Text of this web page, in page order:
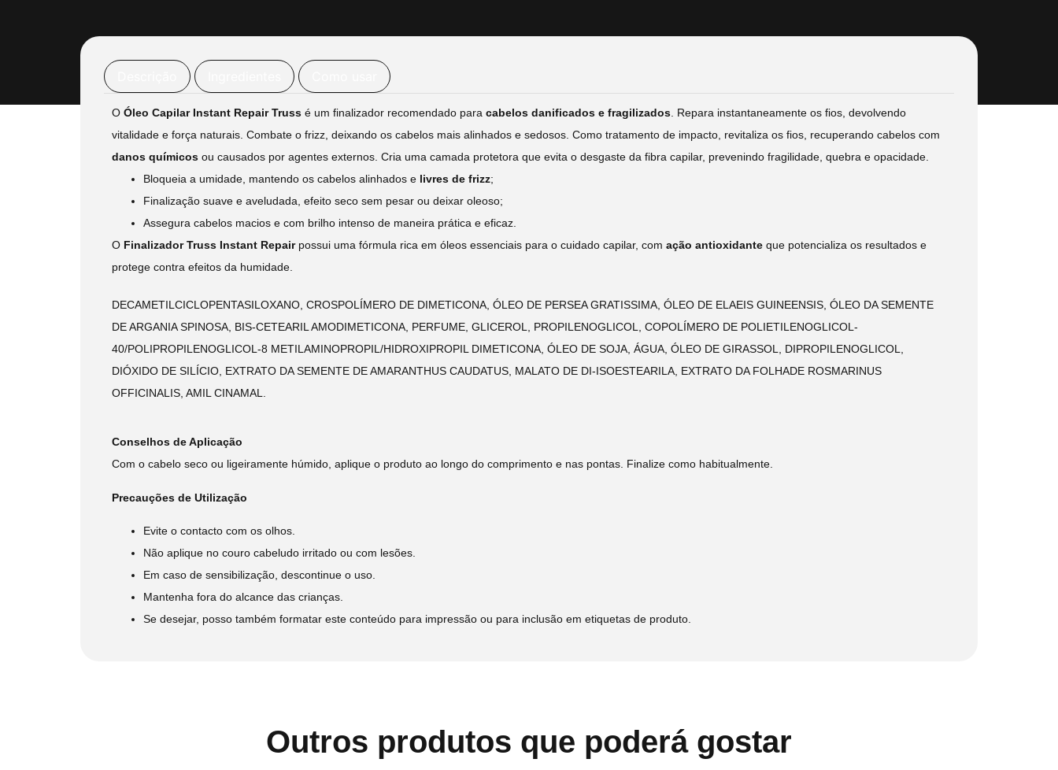
O Óleo Capilar Instant Repair Truss é um finalizador recomendado para cabelos danificados e fragilizados . Repara instantaneamente os fios, devolvendo
vitalidade e força naturais. Combate o frizz, deixando os cabelos mais alinhados e sedosos. Como tratamento de impacto, revitaliza os fios, recuperando cabelos com
danos químicos ou causados por agentes externos. Cria uma camada protetora que evita o desgaste da fibra capilar, prevenindo fragilidade, quebra e opacidade.
Bloqueia a umidade, mantendo os cabelos alinhados e livres de frizz;
Finalização suave e aveludada, efeito seco sem pesar ou deixar oleoso;
Assegura cabelos macios e com brilho intenso de maneira prática e eficaz.
O Finalizador Truss Instant Repairpossui uma fórmula rica em óleos essenciais para o cuidado capilar, com ação antioxidante que potencializa os resultados e
protege contra efeitos da humidade.
DECAMETILCICLOPENTASILOXANO, CROSPOLÍMERO DE DIMETICONA, ÓLEO DE PERSEA GRATISSIMA, ÓLEO DE ELAEIS GUINEENSIS, ÓLEO DA SEMENTE
DE ARGANIA SPINOSA, BIS-CETEARIL AMODIMETICONA, PERFUME, GLICEROL, PROPILENOGLICOL, COPOLÍMERO DE POLIETILENOGLICOL-
40/POLIPROPILENOGLICOL-8 METILAMINOPROPIL/HIDROXIPROPIL DIMETICONA, ÓLEO DE SOJA, ÁGUA, ÓLEO DE GIRASSOL, DIPROPILENOGLICOL,
DIÓXIDO DE SILÍCIO, EXTRATO DA SEMENTE DE AMARANTHUS CAUDATUS, MALATO DE DI-ISOESTEARILA, EXTRATO DA FOLHADE ROSMARINUS
OFFICINALIS, AMIL CINAMAL.
Conselhos de Aplicação
Com o cabelo seco ou ligeiramente húmido, aplique o produto ao longo do comprimento e nas pontas. Finalize como habitualmente.​
Precauções de Utilização
Evite o contacto com os olhos.​
Não aplique no couro cabeludo irritado ou com lesões.​
Em caso de sensibilização, descontinue o uso.​
Mantenha fora do alcance das crianças.​
Se desejar, posso também formatar este conteúdo para impressão ou para inclusão em etiquetas de produto.
Outros produtos que poderá gostar